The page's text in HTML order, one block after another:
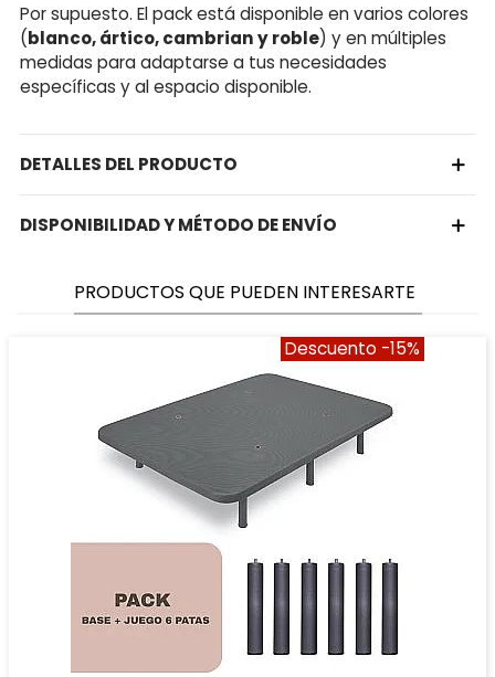
Por supuesto. El pack está disponible en varios colores
(blanco, ártico, cambrian y roble) y en múltiples
medidas para adaptarse a tus necesidades
específicas y al espacio disponible.
DETALLES DEL PRODUCTO
DISPONIBILIDAD Y MÉTODO DE ENVÍO
PRODUCTOS QUE PUEDEN INTERESARTE
Descuento -15%